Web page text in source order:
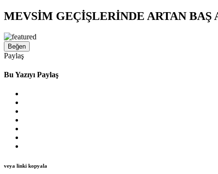
MEVSİM GEÇİŞLERİNDE ARTAN
Beğen
Paylaş
Bu Yazıyı Paylaş
veya linki kopyala